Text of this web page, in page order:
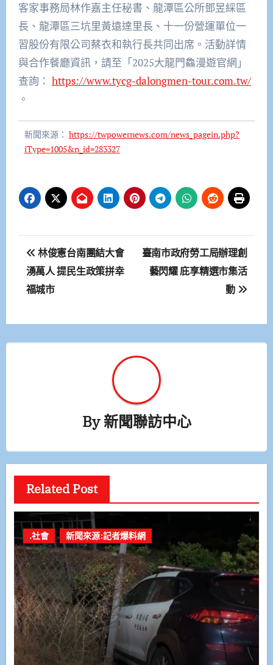
客家事務局林作嘉主任秘書、龍潭區公所鄧昱綵區
長、龍潭區三坑里黃遠達里長、十一份營運單位一
習股份有限公司蔡衣和執行長共同出席。活動詳情
與合作餐廳資訊，請至「2025大龍門鱻漫遊官網」
查詢： https://www.tycg-dalongmen-tour.com.tw/
。
新聞來源： https://twpowernews.com/news_pagein.php?
iType=1005&n_id=283327
文
章
導
覽
林俊憲台南團結大會
湧萬人 提民生政策拼幸
福城市
臺南市政府勞工局辦理創
藝閃耀 庇享精選市集活
動
By新聞聯訪中心
Related Post
.社會 新聞來源:記者爆料網